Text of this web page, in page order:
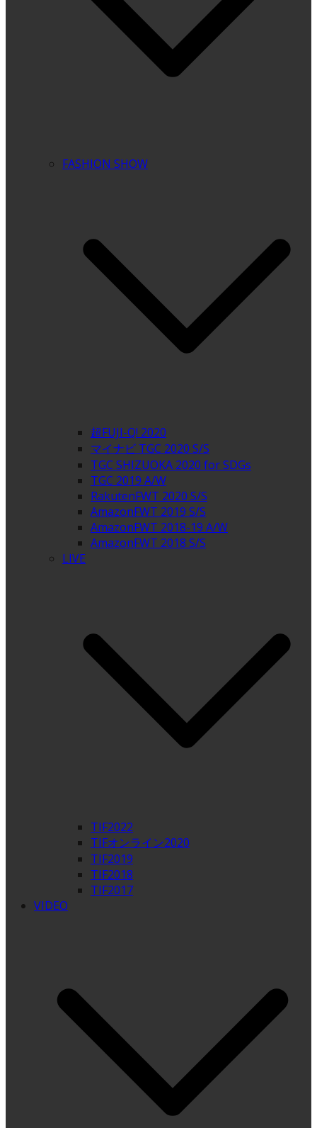
FASHION SHOW
超FUJI-Q! 2020
マイナビ TGC 2020 S/S
TGC SHIZUOKA 2020 for SDGs
TGC 2019 A/W
RakutenFWT 2020 S/S
AmazonFWT 2019 S/S
AmazonFWT 2018-19 A/W
AmazonFWT 2018 S/S
LIVE
TIF2022
TIFオンライン2020
TIF2019
TIF2018
TIF2017
VIDEO